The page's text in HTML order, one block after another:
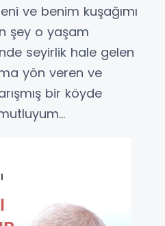
ve benim kuşağımı
şey o yaşam
seyirlik hale gelen
yön veren ve
bir köyde